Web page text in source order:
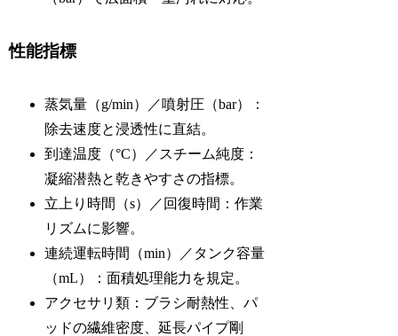
性能指標
蒸気量（g/min）／噴射圧（bar）：
除去速度と浸透性に直結。
到達温度（°C）／スチーム純度：
凝縮潜熱と乾きやすさの指標。
立上り時間（s）／回復時間：作業
リズムに影響。
連続運転時間（min）／タンク容量
（mL）：面積処理能力を規定。
アクセサリ類：ブラシ耐熱性、パ
ッドの繊維密度、延長パイプ剛